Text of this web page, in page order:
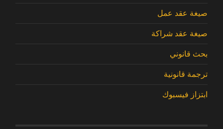
صيغة عقد عمل
صيغة عقد شراكة
بحث قانوني
ترجمة قانونية
ابتزاز فيسبوك